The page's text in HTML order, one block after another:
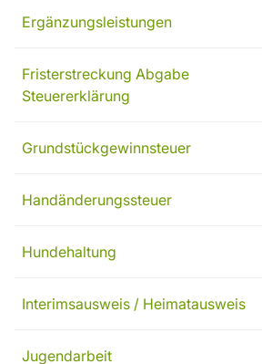
Ergänzungsleistungen
Fristerstreckung Abgabe
Steuererklärung
Grundstückgewinnsteuer
Handänderungssteuer
Hundehaltung
Interimsausweis / Heimatausweis
Jugendarbeit